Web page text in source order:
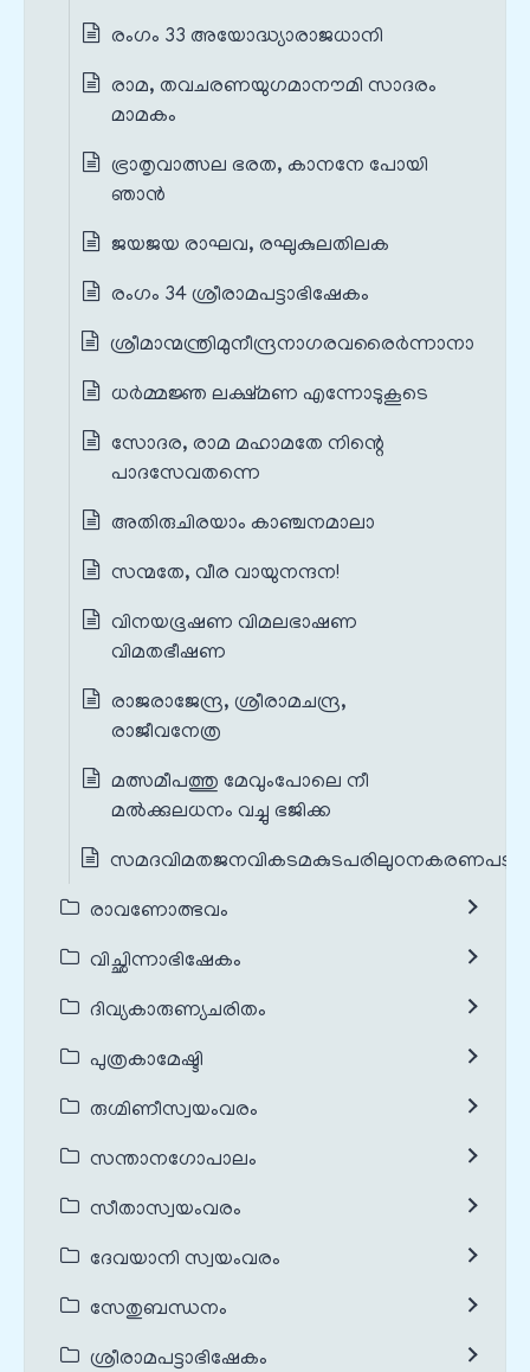
രംഗം 33 അയോദ്ധ്യാരാജധാനി
രാമ, തവചരണയുഗമാനൗമി സാദരം
മാമകം
ഭ്രാതൃവാത്സല ഭരത, കാനനേ പോയി
ഞാൻ
ജയജയ രാഘവ, രഘുകുലതിലക
രംഗം 34 ശ്രീരാമപട്ടാഭിഷേകം
ശ്രീമാന്മന്ത്രിമുനീന്ദ്രനാഗരവരൈർന്നാനാ
ധർമ്മജ്ഞ ലക്ഷ്മണ എന്നോടുകൂടെ
സോദര, രാമ മഹാമതേ നിന്റെ
പാദസേവതന്നെ
അതിരുചിരയാം കാഞ്ചനമാലാ
സന്മതേ, വീര വായുനന്ദന!
വിനയഭൂഷണ വിമലഭാഷണ
വിമതഭീഷണ
രാജരാജേന്ദ്ര, ശ്രീരാമചന്ദ്ര,
രാജീവനേത്ര
മത്സമീപത്തു മേവുംപോലെ നീ
മൽക്കുലധനം വച്ചു ഭജിക്ക
സമദവിമതജനവികടമകുടപരിലുഠനകരണപടു
രാവണോത്ഭവം
വിച്ഛിന്നാഭിഷേകം
ദിവ്യകാരുണ്യചരിതം
പുത്രകാമേഷ്ടി
രുഗ്മിണീസ്വയംവരം
സന്താനഗോപാലം
സീതാസ്വയംവരം
ദേവയാനി സ്വയംവരം
സേതുബന്ധനം
ശ്രീരാമപട്ടാഭിഷേകം